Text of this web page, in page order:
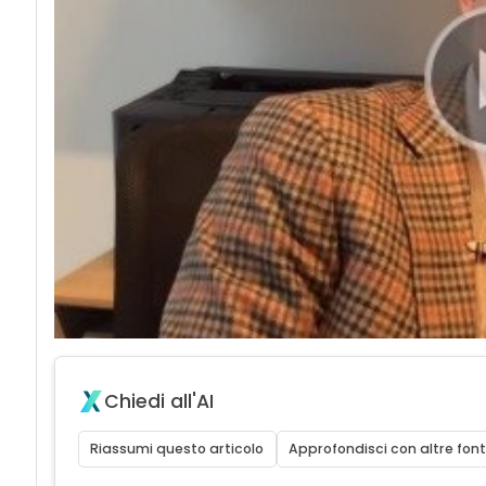
Chiedi all'AI
Riassumi questo articolo Approfondisci con altre